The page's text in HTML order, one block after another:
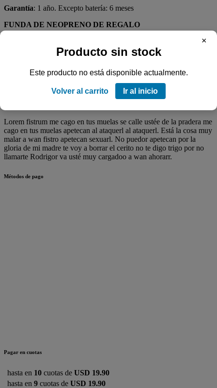
Garantía: 1 año. Excepto batería: 6 meses
FUNDA DE NEOPRENO DE REGALO
Lorem fistrum me cago en tus muelas se calle ustée de la pradera me
cago en tus muelas apetecan al ataquerl al ataquerl. Está la cosa muy
malar a wan fistro apetecan sexuarl. No puedor apetecan por la
gloria de mi madre te voy a borrar el cerito no te digo trigo por no
llamarte Rodrigor va usté muy cargadoo a wan ahorarr.
Métodos de pago
Pagar en cuotas
hasta en 10 cuotas de USD 19.90
hasta en 9 cuotas de USD 19.90
×
Producto sin stock
Este producto no está disponible actualmente.
Volver al carrito Ir al inicio